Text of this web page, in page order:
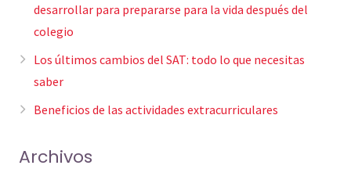
desarrollar para prepararse para la vida después del
colegio
Los últimos cambios del SAT: todo lo que necesitas
saber
Beneficios de las actividades extracurriculares
Archivos